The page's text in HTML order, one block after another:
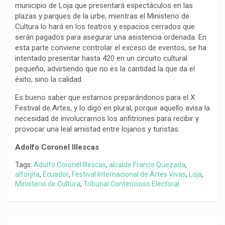
municipio de Loja que presentará espectáculos en las
plazas y parques de la urbe; mientras el Ministerio de
Cultura lo hará en los teatros y espacios cerrados que
serán pagados para asegurar una asistencia ordenada. En
esta parte conviene controlar el exceso de eventos, se ha
intentado presentar hasta 420 en un circuito cultural
pequeño, advirtiendo que no es la cantidad la que da el
éxito, sino la calidad.
Es bueno saber que estamos preparándonos para el X
Festival de Artes, y lo digo en plural, porque aquello avisa la
necesidad de involucrarnos los anfitriones para recibir y
provocar una leal amistad entre lojanos y turistas.
Adolfo Coronel Illescas
Tags: Adolfo Coronel Illescas, alcalde Franco Quezada,
alforjita, Ecuador, Festival Internacional de Artes Vivas, Loja,
Ministerio de Cultura, Tribunal Contencioso Electoral